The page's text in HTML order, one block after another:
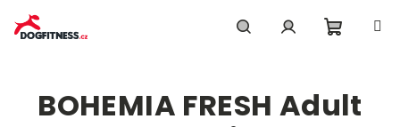
obsah
košík
BOHEMIA FRESH Adult